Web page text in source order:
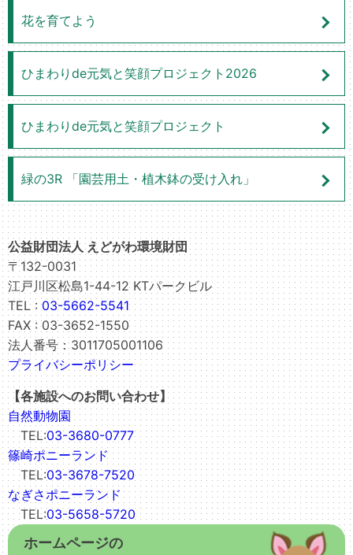
花を育てよう
ひまわりde元気と笑顔プロジェクト2026
ひまわりde元気と笑顔プロジェクト
緑の3R 「園芸用土・植木鉢の受け入れ」
公益財団法人 えどがわ環境財団
〒132-0031
江戸川区松島1-44-12 KTパークビル
TEL :03-5662-5541
FAX : 03-3652-1550
法人番号：3011705001106
プライバシーポリシー
【各施設へのお問い合わせ】
自然動物園
TEL:03-3680-0777
篠崎ポニーランド
TEL:03-3678-7520
なぎさポニーランド
TEL:03-5658-5720
ホームページの